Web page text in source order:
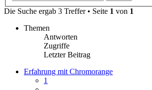
Die Suche ergab 3 Treffer • Seite 1 von 1
Themen
Antworten
Zugriffe
Letzter Beitrag
Erfahrung mit Chromorange
1